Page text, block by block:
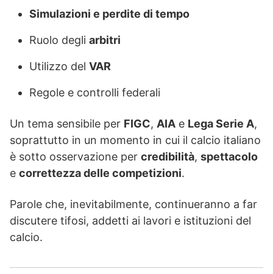
Simulazioni e perdite di tempo
Ruolo degli arbitri
Utilizzo del VAR
Regole e controlli federali
Un tema sensibile per FIGC, AIA e Lega Serie A,
soprattutto in un momento in cui il calcio italiano
è sotto osservazione per credibilità, spettacolo
e correttezza delle competizioni.
Parole che, inevitabilmente, continueranno a far
discutere tifosi, addetti ai lavori e istituzioni del
calcio.